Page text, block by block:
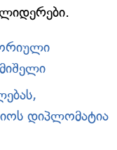
დიპლომატია